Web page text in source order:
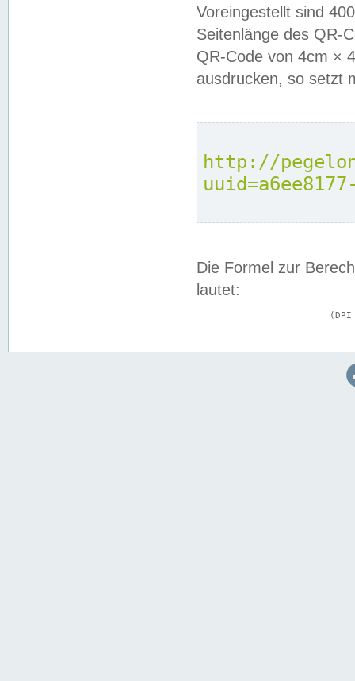
Voreingestellt sind
Seitenlänge des QR-
QR-Code von 4cm ×
ausdrucken, so setzt
http://
Die Formel zur
lautet: